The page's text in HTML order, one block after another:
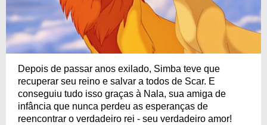
Depois de passar anos exilado, Simba teve que
recuperar seu reino e salvar a todos de Scar. E
conseguiu tudo isso graças à Nala, sua amiga de
infância que nunca perdeu as esperanças de
reencontrar o verdadeiro rei - seu verdadeiro amor!